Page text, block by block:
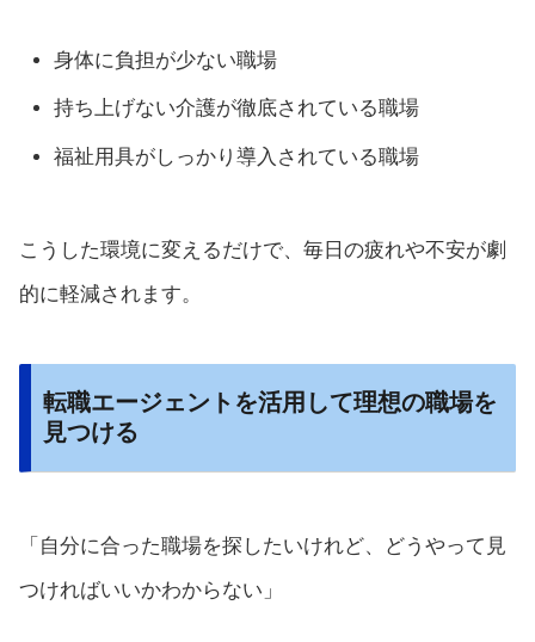
身体に負担が少ない職場
持ち上げない介護が徹底されている職場
福祉用具がしっかり導入されている職場
こうした環境に変えるだけで、毎日の疲れや不安が劇
的に軽減されます。
転職エージェントを活用して理想の職場を
見つける
「自分に合った職場を探したいけれど、どうやって見
つければいいかわからない」